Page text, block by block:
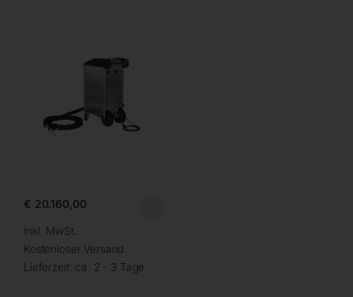
€ 20.160,00
inkl. MwSt.
Kostenloser Versand
Lieferzeit: ca. 2 - 3 Tage